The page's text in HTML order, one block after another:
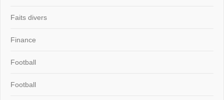
Faits divers
Finance
Football
Football